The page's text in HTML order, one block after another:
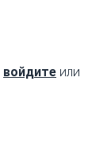
войдите или